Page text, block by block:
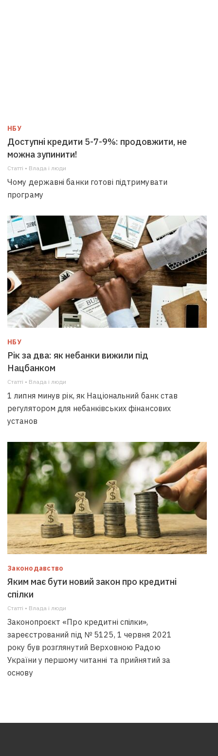
НБУ
Доступні кредити 5-7-9%: продовжити, не
можна зупинити!
Статті • Влада i люди
Чому державні банки готові підтримувати
програму
НБУ
Рік за два: як небанки вижили під
Нацбанком
Статті • Влада i люди
1 липня минув рік, як Національний банк став
регулятором для небанківських фінансових
установ
Законодавство
Яким має бути новий закон про кредитні
спілки
Статті • Влада i люди
Законопроєкт «Про кредитні спілки»,
зареєстрований під № 5125, 1 червня 2021
року був розглянутий Верховною Радою
України у першому читанні та прийнятий за
основу